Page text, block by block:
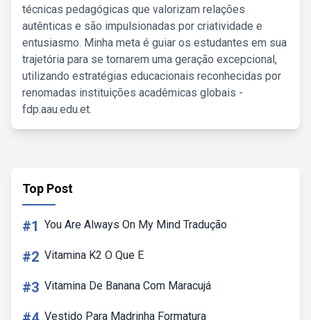
técnicas pedagógicas que valorizam relações
autênticas e são impulsionadas por criatividade e
entusiasmo. Minha meta é guiar os estudantes em sua
trajetória para se tornarem uma geração excepcional,
utilizando estratégias educacionais reconhecidas por
renomadas instituições acadêmicas globais -
fdp.aau.edu.et.
Top Post
#1 You Are Always On My Mind Tradução
#2 Vitamina K2 O Que E
#3 Vitamina De Banana Com Maracujá
Vestido Para Madrinha Formatura